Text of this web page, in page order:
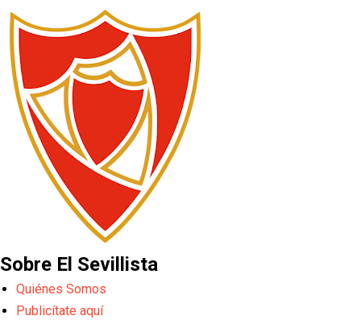
Sobre El Sevillista
Quiénes Somos
Publicítate aquí